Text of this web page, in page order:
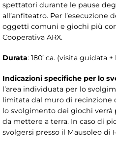
spettatori durante le pause
all’anfiteatro. Per l’esecuzione
oggetti comuni e giochi più
Cooperativa ARX.
Durata: 180’ ca. (visita guidata
Indicazioni specifiche per lo
l’area individuata per lo
limitata dal muro di recinzione
lo svolgimento dei giochi
da mettere a terra. In caso di
svolgersi presso il Mausoleo di